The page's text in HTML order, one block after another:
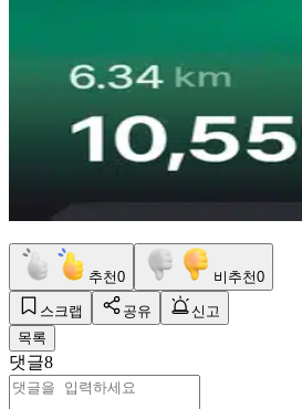
추천0 비추천0
스크랩 공유
신고
목록
댓글8